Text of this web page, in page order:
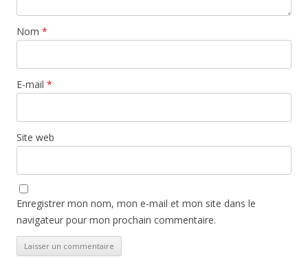
Nom *
E-mail *
Site web
Enregistrer mon nom, mon e-mail et mon site dans le
navigateur pour mon prochain commentaire.